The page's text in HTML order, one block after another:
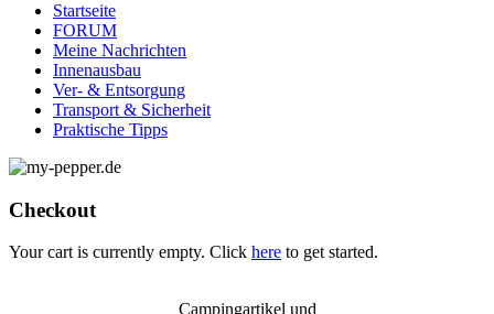
Startseite
FORUM
Meine Nachrichten
Innenausbau
Ver- & Entsorgung
Transport & Sicherheit
Praktische Tipps
Checkout
Your cart is currently empty. Click here to get started.
Campingartikel und